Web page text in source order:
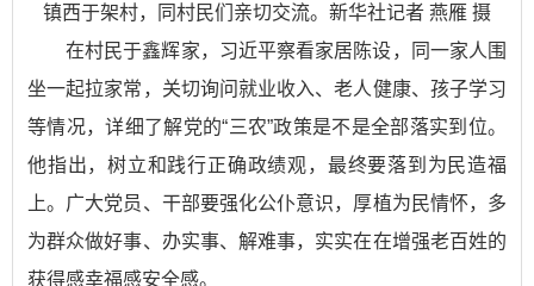
镇西于架村，同村民们亲切交流。新华社记者 燕雁 摄
在村民于鑫辉家，习近平察看家居陈设，同一家人围
坐一起拉家常，关切询问就业收入、老人健康、孩子学习
等情况，详细了解党的“三农”政策是不是全部落实到位。
他指出，树立和践行正确政绩观，最终要落到为民造福
上。广大党员、干部要强化公仆意识，厚植为民情怀，多
为群众做好事、办实事、解难事，实实在在增强老百姓的
获得感幸福感安全感。